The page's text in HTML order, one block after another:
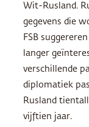
Wit-Rusland.
gegevens die
FSB
langer
verschillende
diplomatiek
Rusland
vijftien jaar.